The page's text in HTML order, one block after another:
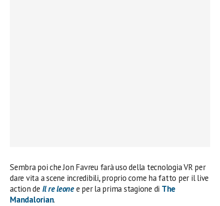
Sembra poi che Jon Favreu farà uso della tecnologia VR per
dare vita a scene incredibili, proprio come ha fatto per il live
action de Il re leonee per la prima stagione di The
Mandalorian.